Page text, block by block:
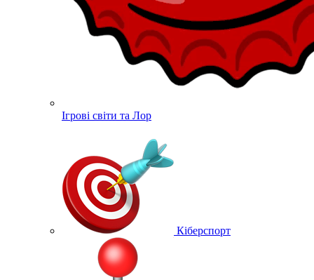
Ігрові світи та Лор
Кіберспорт